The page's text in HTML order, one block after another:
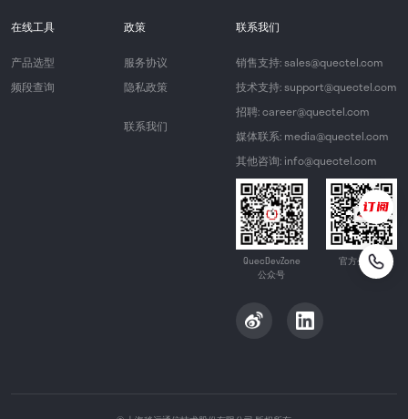
在线工具
产品选型
频段查询
政策
服务协议
隐私政策
联系我们
联系我们
销售支持: sales@quectel.com
技术支持: support@quectel.com
招聘: career@quectel.com
媒体联系: media@quectel.com
其他咨询: info@quectel.com
QuecDevZone
公众号
官方公众号